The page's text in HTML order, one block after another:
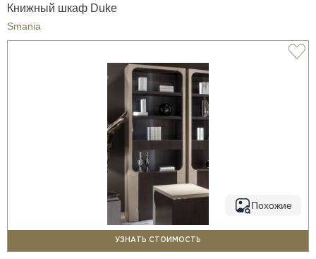
Книжный шкаф Duke
Smania
Похожие
УЗНАТЬ СТОИМОСТЬ